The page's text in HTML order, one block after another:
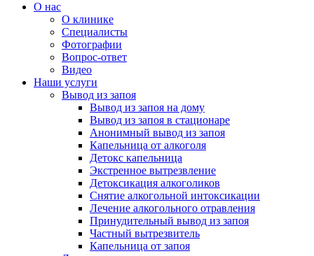
О нас
О клинике
Специалисты
Фотографии
Вопрос-ответ
Видео
Наши услуги
Вывод из запоя
Вывод из запоя на дому
Вывод из запоя в стационаре
Анонимный вывод из запоя
Капельница от алкоголя
Детокс капельница
Экстренное вытрезвление
Детоксикация алкоголиков
Снятие алкогольной интоксикации
Лечение алкогольного отравления
Принудительный вывод из запоя
Частный вытрезвитель
Капельница от запоя